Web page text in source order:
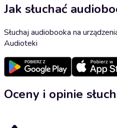
Jak słuchać
Słuchaj audiobooka na
Audioteki
Oceny i opinie